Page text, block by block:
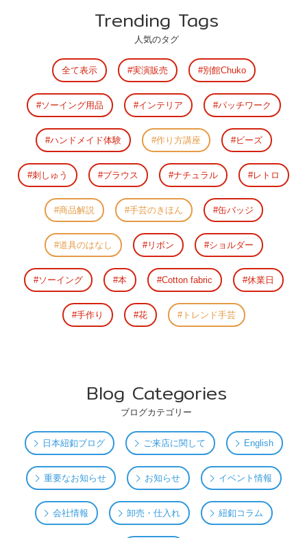
Trending Tags
人気のタグ
全て表示 実演販売 別館Chuko
ソーイング用品 インテリア パッチワーク
ハンドメイド体験 作り方講座 ビーズ
刺しゅう ブラウス ナチュラル レトロ
商品解説 手芸のきほん 缶バッジ
道具のはなし リボン ショルダー
ソーイング 本 Cotton fabric 休業日
手作り 花 トレンド手芸
Blog Categories
ブログカテゴリー
日本紐釦ブログ ご来店に関して English
重要なお知らせ お知らせ イベント情報
会社情報 卸売・仕入れ 紐釦コラム